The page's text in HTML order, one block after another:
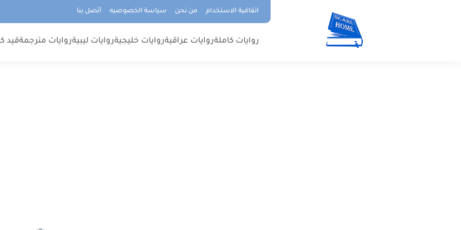
اتفاقية الاستخدام من نحن سياسة الخصوصيه أتصل بنا
روايات كاملةروايات عراقيةروايات خليجيةروايات ليبيةروايات مترجمةقيد